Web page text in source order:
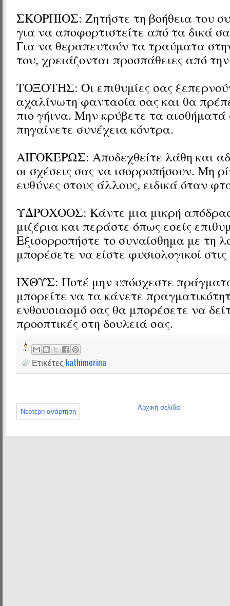
ΣΚΟΡΠΙΟΣ: Ζητήστε τη βοήθεια του
για να αποφορτιστείτε από τα δικά
Για να θεραπευτούν τα τραύματα
του, χρειάζονται προσπάθειες από
ΤΟΞΟΤΗΣ: Οι επιθυμίες σας
αχαλίνωτη φαντασία σας και θα
πιο γήινα. Μην κρύβετε τα αισθήματά
πηγαίνετε συνέχεια κόντρα.
ΑΙΓΟΚΕΡΩΣ: Αποδεχθείτε λάθη και
οι σχέσεις σας να ισορροπήσουν. Μη
ευθύνες στους άλλους, ειδικά όταν
ΥΔΡΟΧΟΟΣ: Κάντε μια μικρή
μιζέρια και περάστε όπως εσείς
Εξισορροπήστε το συναίσθημα με τη
μπορέσετε να είστε φυσιολογικοί
ΙΧΘΥΣ: Ποτέ μην υπόσχεστε
μπορείτε να τα κάνετε
ενθουσιασμό σας θα μπορέσετε να
προοπτικές στη δουλειά σας.
Ετικέτες kathimerina
Νεότερη ανάρτηση
Αρχική σελίδα